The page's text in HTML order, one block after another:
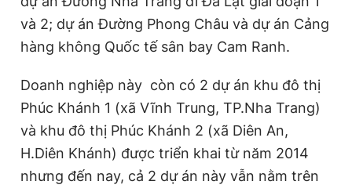
và 2; dự án Đường Phong Châu và dự án Cảng
hàng không Quốc tế sân bay Cam Ranh.
Doanh nghiệp này còn có 2 dự án khu đô thị
Phúc Khánh 1 (xã Vĩnh Trung, TP.Nha Trang)
và khu đô thị Phúc Khánh 2 (xã Diên An,
H.Diên Khánh) được triển khai từ năm 2014
nhưng đến nay, cả 2 dự án này vẫn nằm trên